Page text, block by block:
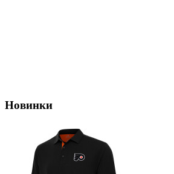
Новинки